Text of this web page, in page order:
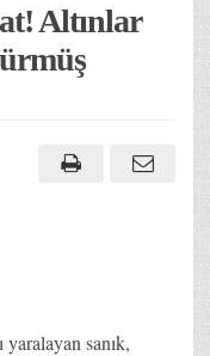
Altınlar
yaralayan sanık,